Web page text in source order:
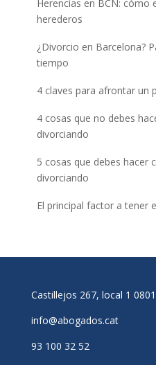
Herencias en BCN: cómo
herederos
¿Divorcio en Barcelona?
tiempo
4 claves para afrontar un
4 cosas que no debes
divorciando
5 cosas que debes hacer
divorciando
El principal factor a tener
Castillejos 267, local 1
info@abogados.cat
93 100 32 52